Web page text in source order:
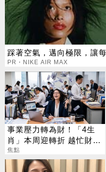
踩著空氣，邁向極限，讓
PR・NIKE AIR MAX
事業壓力轉為財！「4生
肖」本周迎轉折 越忙財運
越旺
焦點